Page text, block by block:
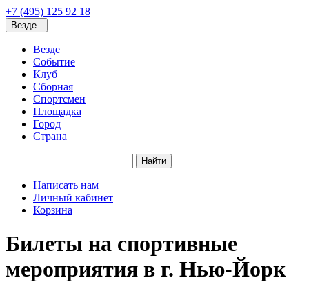
+7 (495) 125 92 18
Везде
Везде
Событие
Клуб
Сборная
Спортсмен
Площадка
Город
Страна
Найти
Написать нам
Личный кабинет
Корзина
Билеты на спортивные
мероприятия в г. Нью-Йорк